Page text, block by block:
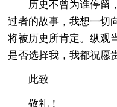
历史不曾为谁停留，
过者的故事，我想一切
将被历史所肯定。纵观
是否选择我，我都祝愿
此致
敬礼！